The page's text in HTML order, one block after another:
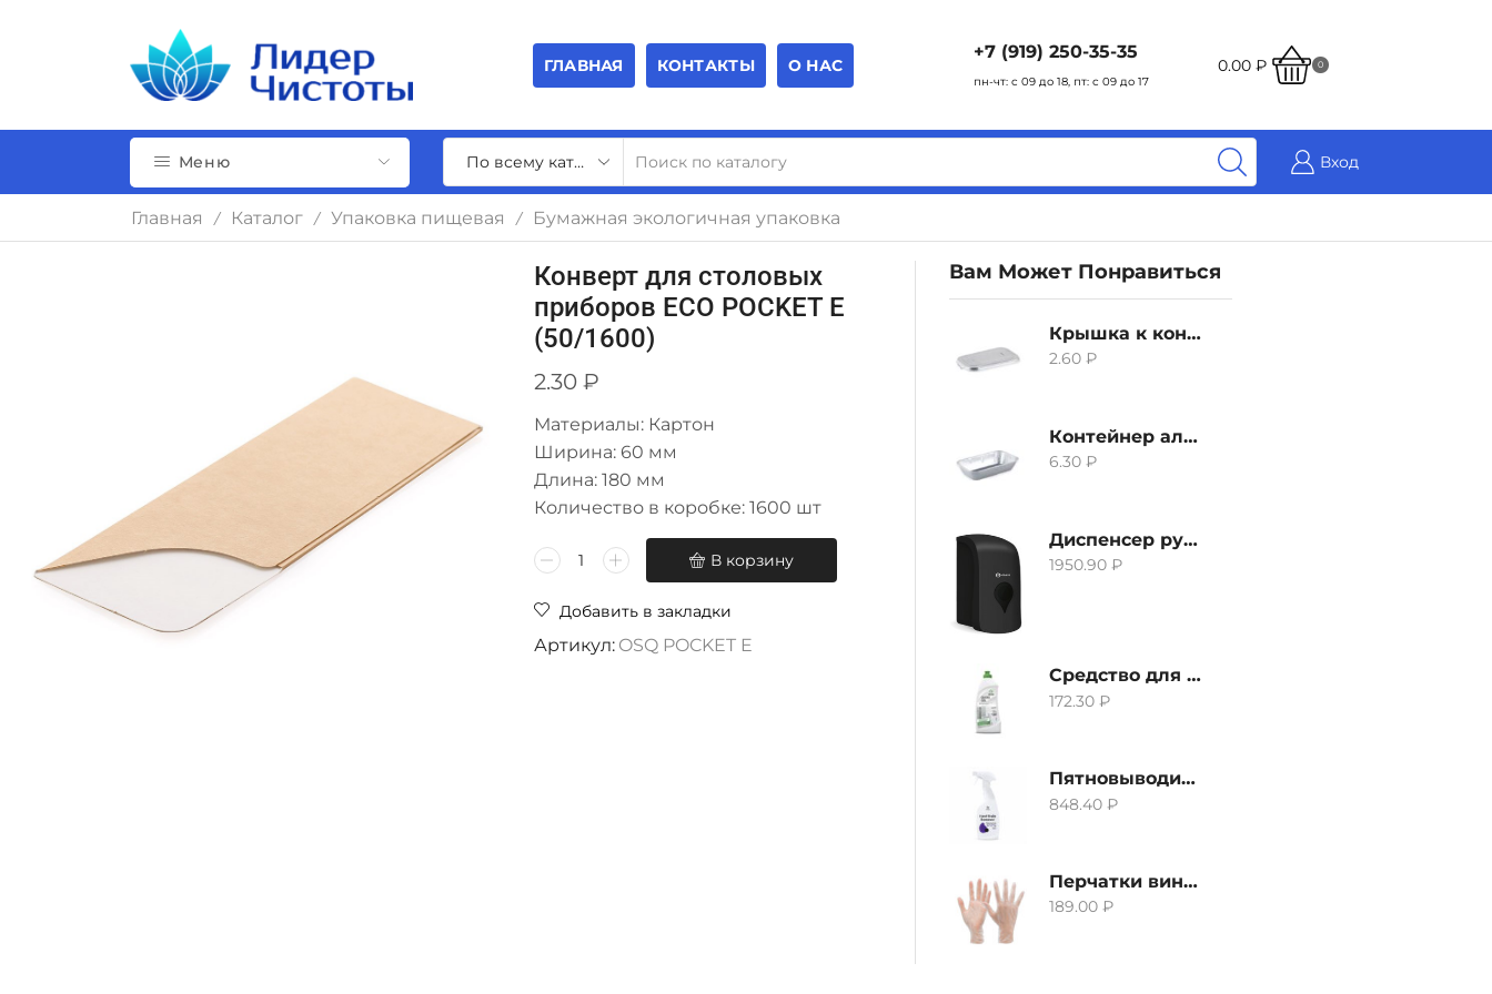
ГЛАВНАЯ КОНТАКТЫ О НАС
+7 (919) 250-35-35
пн-чт: с 09 до 18, пт: с 09 до 17
0.00 ₽ 0
Меню Вход
Главная / Каталог / Упаковка пищевая / Бумажная экологичная упаковка
Конверт для столовых
приборов ECO POCKET E
(50/1600)
2.30 ₽
Материалы: Картон
Ширина: 60 мм
Длина: 180 мм
Количество в коробке: 1600 шт
В корзину
Добавить в закладки
Артикул: OSQ POCKET E
Вам Может Понравиться
Крышка к контейнеру алюминиевого 380мл
2.60₽
Контейнер алюминиевый 380мл
6.30₽
Диспенсер ручной для жидкого мыла Grass IT-0638, черный
1950.90₽
Средство для удаления извести и ржавчины Grass Gloss-Gel, 500мл
172.30₽
Пятновыводитель Grass Hard Stain Remover, 600мл
848.40₽
Перчатки виниловые неопудренные CTP-BS, размер S
189.00₽